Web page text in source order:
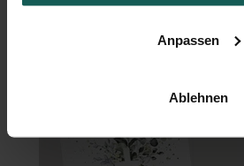
Anpassen
Ablehnen
Willkommensschild